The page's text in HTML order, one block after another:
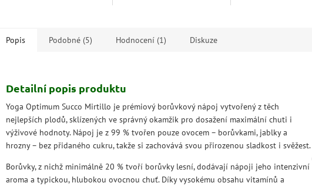
Popis
Podobné (5) Hodnocení (1) Diskuze
Detailní popis produktu
Yoga Optimum Succo Mirtillo je prémiový borůvkový nápoj vytvořený z těch
nejlepších plodů, sklízených ve správný okamžik pro dosažení maximální chuti i
výživové hodnoty. Nápoj je z 99 % tvořen pouze ovocem – borůvkami, jablky a
hrozny – bez přidaného cukru, takže si zachovává svou přirozenou sladkost i svěžest.
Borůvky, z nichž minimálně 20 % tvoří borůvky lesní, dodávají nápoji jeho intenzivní
aroma a typickou, hlubokou ovocnou chuť. Díky vysokému obsahu vitamínů a